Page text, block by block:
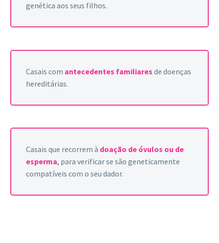
genética aos seus filhos.
Casais com antecedentes familiares de doenças
hereditárias.
Casais que recorrem à doação de óvulos ou de
esperma, para verificar se são geneticamente
compatíveis com o seu dador.